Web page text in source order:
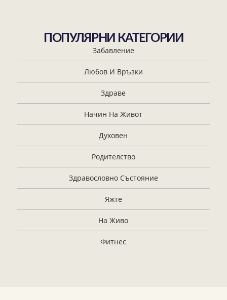
ПОПУЛЯРНИ КАТЕГОРИИ
Забавление
Любов И Връзки
Здраве
Начин На Живот
Духовен
Родителство
Здравословно Състояние
Яжте
На Живо
Фитнес